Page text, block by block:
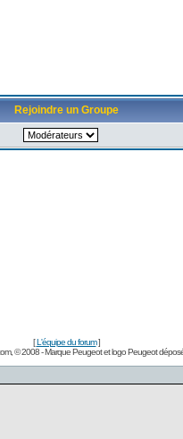
Rejoindre un Groupe
[L'équipe du forum]
, © 2008 - Marque Peugeot et logo Peugeot